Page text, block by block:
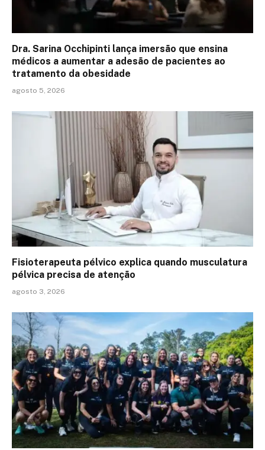
Dra. Sarina Occhipinti lança imersão que ensina
médicos a aumentar a adesão de pacientes ao
tratamento da obesidade
agosto 5, 2026
Fisioterapeuta pélvico explica quando musculatura
pélvica precisa de atenção
agosto 3, 2026